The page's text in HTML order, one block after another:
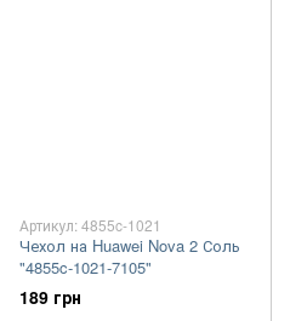
Артикул: 4855c-1021
Чехол на Huawei Nova 2 Соль
"4855c-1021-7105"
189 грн